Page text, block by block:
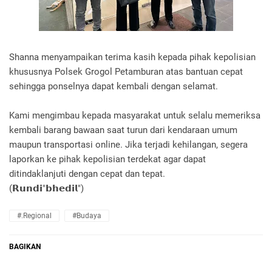
Shanna menyampaikan terima kasih kepada pihak kepolisian
khususnya Polsek Grogol Petamburan atas bantuan cepat
sehingga ponselnya dapat kembali dengan selamat.
Kami mengimbau kepada masyarakat untuk selalu memeriksa
kembali barang bawaan saat turun dari kendaraan umum
maupun transportasi online. Jika terjadi kehilangan, segera
laporkan ke pihak kepolisian terdekat agar dapat
ditindaklanjuti dengan cepat dan tepat.
(𝗥𝘂𝗻𝗱𝗶"𝗯𝗵𝗲𝗱𝗶𝗹")
#.Regional #Budaya
BAGIKAN